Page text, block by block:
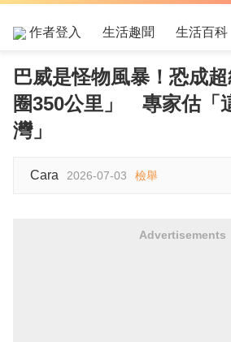
作者登入 生活趣聞 生活百科
巴威是怪物風暴！恐成
圈350公里」 專家估「
灣」
Cara 2026-07-03 檢舉
Advertisements